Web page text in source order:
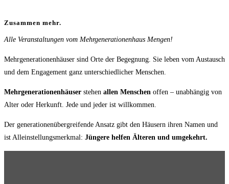
Zusammen mehr.
Alle Veranstaltungen vom Mehrgenerationenhaus Mengen!
Mehrgenerationenhäuser sind Orte der Begegnung. Sie leben vom Austausch
und dem Engagement ganz unterschiedlicher Menschen.
Mehrgenerationenhäuser stehen allen Menschen offen – unabhängig von
Alter oder Herkunft. Jede und jeder ist willkommen.
Der generationenübergreifende Ansatz gibt den Häusern ihren Namen und
ist Alleinstellungsmerkmal: Jüngere helfen Älteren und umgekehrt.